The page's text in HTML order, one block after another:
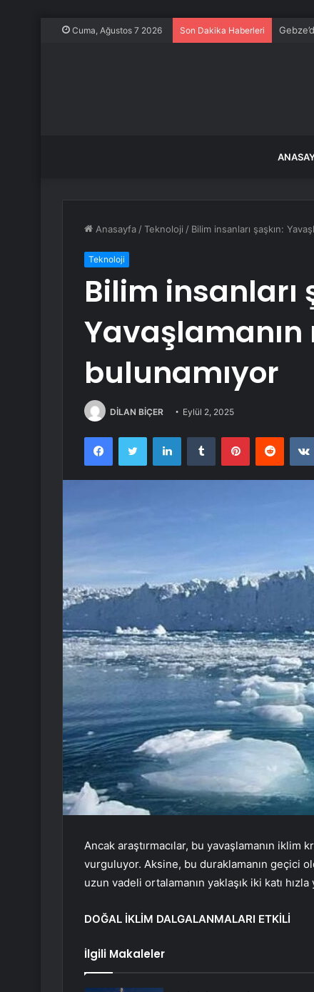
Cuma, Ağustos 7 2026 Son Dakika Haberleri
Anasayfa /Teknoloji / Bilim insanları şaşkın:
Teknoloji
Bilim insanları
Yavaşlamanın
bulunamıyor
DİLAN BİÇER Eylül 2, 2025
FacebookTwitter LinkedInTumblr PinterestReddit
Ancak araştırmacılar, bu yavaşlamanın
vurguluyor. Aksine, bu duraklamanın geçici
uzun vadeli ortalamanın yaklaşık iki katı
DOĞAL İKLİM DALGALANMALARI ETKİLİ
İlgili Makaleler